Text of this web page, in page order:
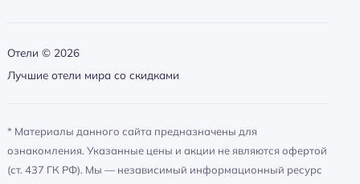
Отели © 2026
Лучшие отели мира со скидками
* Материалы данного сайта предназначены для
ознакомления. Указанные цены и акции не являются офертой
(ст. 437 ГК РФ). Мы — независимый информационный ресурс